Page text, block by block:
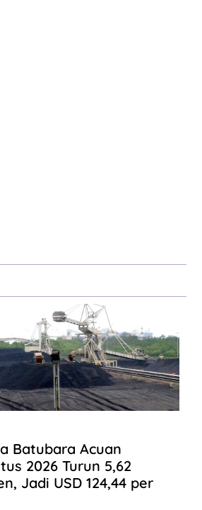
Batubara Acuan
2026 Turun 5,62
Jadi USD 124,44 per